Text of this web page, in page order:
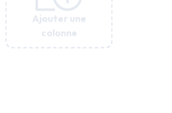
Ajouter une
colonne
Ajouter une
colonne
Ajouter une
colonne
Ajouter une
colonne
Ajouter une
colonne